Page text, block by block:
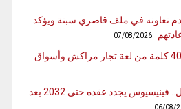
تعاونه في ملف قاصري سبتة ويؤكد
07/08/2026
معجم كولان/ 6 … أبرز 40 كلمة من لغة تجار مراكش وأسواق
ريال مدريد يحسم الجدل.. فينيسيوس يجدد عقده حتى 2032 بعد